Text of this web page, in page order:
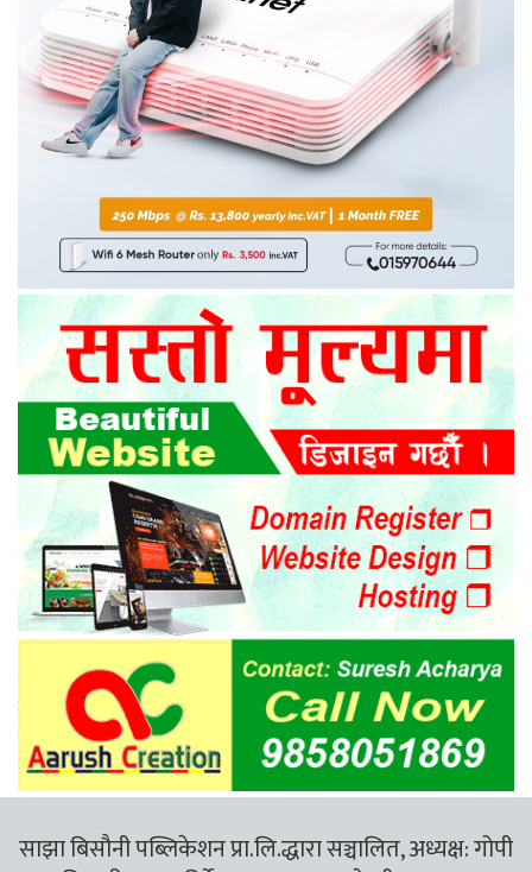
साझा बिसौनी पब्लिकेशन प्रा.लि.द्धारा सञ्चालित, अध्यक्ष: गोपी